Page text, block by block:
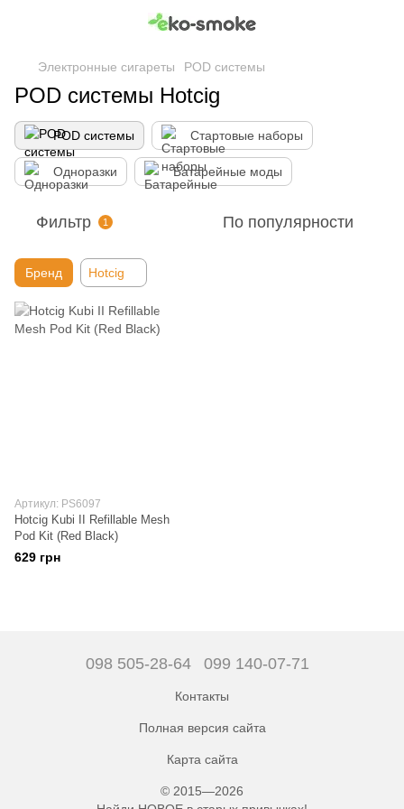
Электронные сигареты POD системы
POD системы Hotcig
POD системы Стартовые наборы
Одноразки Батарейные моды
Фильтр 1 По популярности
Бренд Hotcig
Артикул: PS6097
Hotcig Kubi II Refillable Mesh
Pod Kit (Red Black)
629 грн
098 505-28-64 099 140-07-71
Контакты
Полная версия сайта
Карта сайта
© 2015—2026